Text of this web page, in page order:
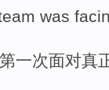
was
一次面对真